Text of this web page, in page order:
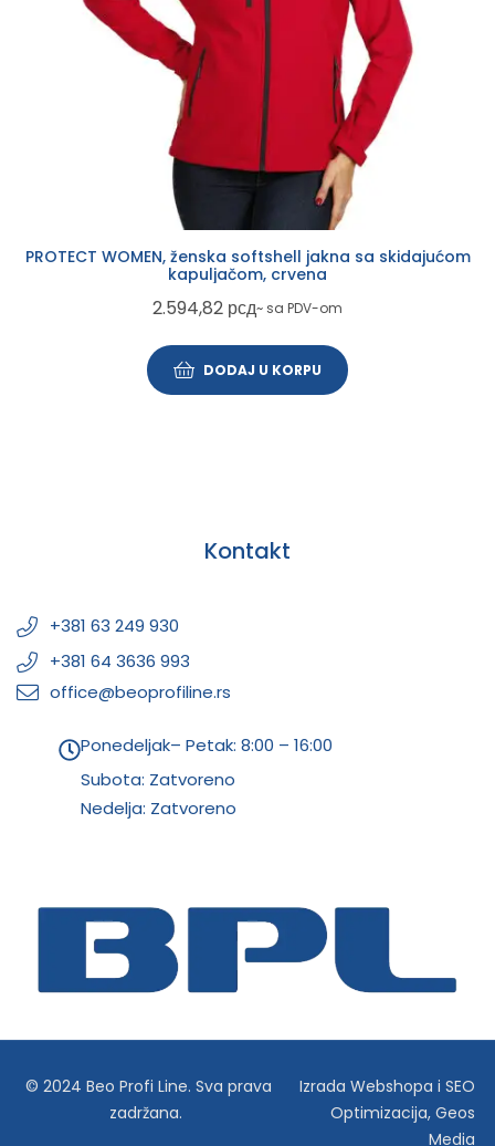
PROTECT WOMEN, ženska softshell jakna sa skidajućom
kapuljačom, crvena
2.594,82 рсд~ sa PDV-om
DODAJ U KORPU
Kontakt
+381 63 249 930
+381 64 3636 993
office@beoprofiline.rs
Ponedeljak– Petak: 8:00 – 16:00
Subota: Zatvoreno
Nedelja: Zatvoreno
© 2024 Beo Profi Line. Sva prava
zadržana.
Izrada Webshopa iSEO
Optimizacija,Geos
Media